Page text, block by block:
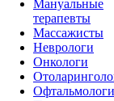
Мануальные
терапевты
Массажисты
Неврологи
Онкологи
Офтальмологи